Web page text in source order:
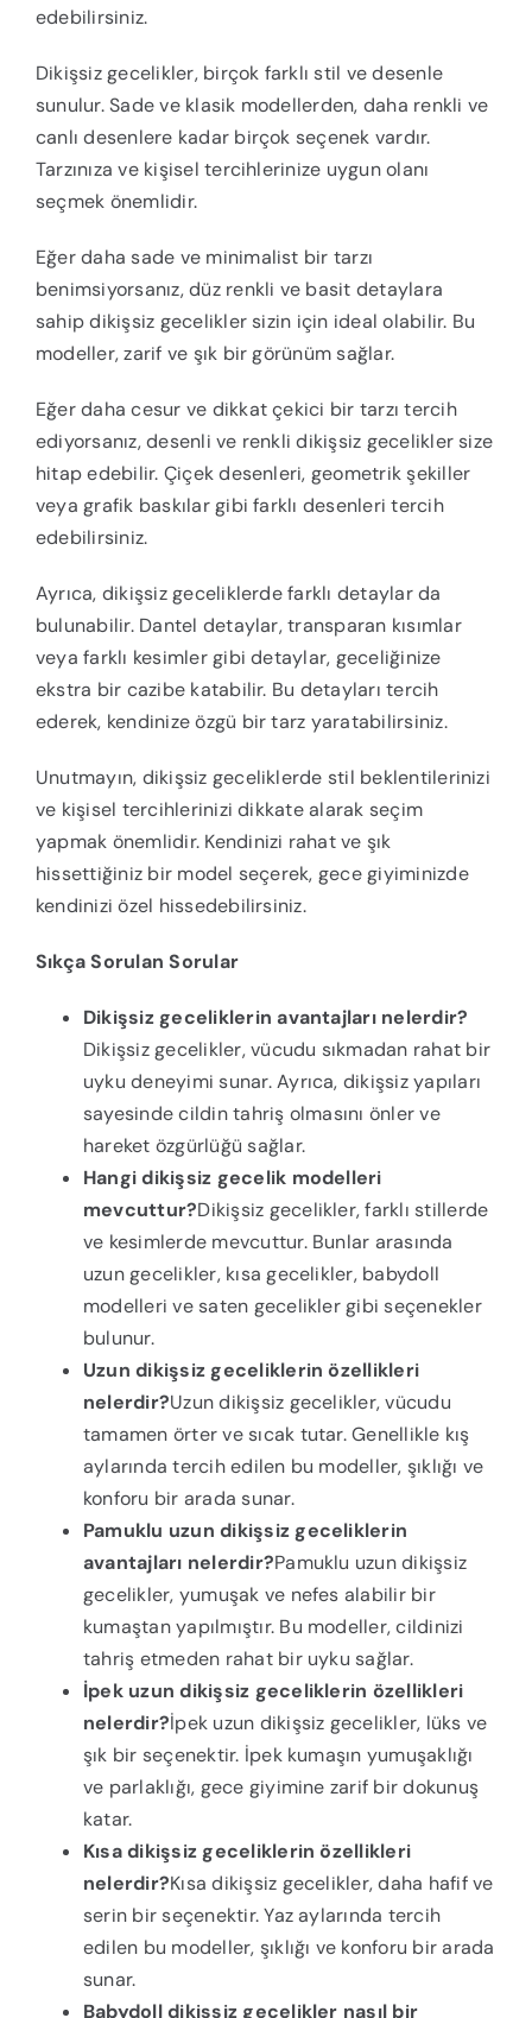
edebilirsiniz.
Dikişsiz gecelikler, birçok farklı stil ve desenle
sunulur. Sade ve klasik modellerden, daha renkli ve
canlı desenlere kadar birçok seçenek vardır.
Tarzınıza ve kişisel tercihlerinize uygun olanı
seçmek önemlidir.
Eğer daha sade ve minimalist bir tarzı
benimsiyorsanız, düz renkli ve basit detaylara
sahip dikişsiz gecelikler sizin için ideal olabilir. Bu
modeller, zarif ve şık bir görünüm sağlar.
Eğer daha cesur ve dikkat çekici bir tarzı tercih
ediyorsanız, desenli ve renkli dikişsiz gecelikler size
hitap edebilir. Çiçek desenleri, geometrik şekiller
veya grafik baskılar gibi farklı desenleri tercih
edebilirsiniz.
Ayrıca, dikişsiz geceliklerde farklı detaylar da
bulunabilir. Dantel detaylar, transparan kısımlar
veya farklı kesimler gibi detaylar, geceliğinize
ekstra bir cazibe katabilir. Bu detayları tercih
ederek, kendinize özgü bir tarz yaratabilirsiniz.
Unutmayın, dikişsiz geceliklerde stil beklentilerinizi
ve kişisel tercihlerinizi dikkate alarak seçim
yapmak önemlidir. Kendinizi rahat ve şık
hissettiğiniz bir model seçerek, gece giyiminizde
kendinizi özel hissedebilirsiniz.
Sıkça Sorulan Sorular
Dikişsiz geceliklerin avantajları nelerdir?
Dikişsiz gecelikler, vücudu sıkmadan rahat bir
uyku deneyimi sunar. Ayrıca, dikişsiz yapıları
sayesinde cildin tahriş olmasını önler ve
hareket özgürlüğü sağlar.
Hangi dikişsiz gecelik modelleri
mevcuttur?Dikişsiz gecelikler, farklı stillerde
ve kesimlerde mevcuttur. Bunlar arasında
uzun gecelikler, kısa gecelikler, babydoll
modelleri ve saten gecelikler gibi seçenekler
bulunur.
Uzun dikişsiz geceliklerin özellikleri
nelerdir?Uzun dikişsiz gecelikler, vücudu
tamamen örter ve sıcak tutar. Genellikle kış
aylarında tercih edilen bu modeller, şıklığı ve
konforu bir arada sunar.
Pamuklu uzun dikişsiz geceliklerin
avantajları nelerdir?Pamuklu uzun dikişsiz
gecelikler, yumuşak ve nefes alabilir bir
kumaştan yapılmıştır. Bu modeller, cildinizi
tahriş etmeden rahat bir uyku sağlar.
İpek uzun dikişsiz geceliklerin özellikleri
nelerdir?İpek uzun dikişsiz gecelikler, lüks ve
şık bir seçenektir. İpek kumaşın yumuşaklığı
ve parlaklığı, gece giyimine zarif bir dokunuş
katar.
Kısa dikişsiz geceliklerin özellikleri
nelerdir?Kısa dikişsiz gecelikler, daha hafif ve
serin bir seçenektir. Yaz aylarında tercih
edilen bu modeller, şıklığı ve konforu bir arada
sunar.
Babydoll dikişsiz gecelikler nasıl bir